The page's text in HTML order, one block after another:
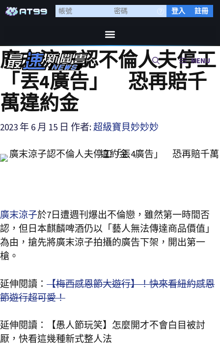
登入 註冊
MENU
廣末涼子認不倫人夫停工
「丟4廣告」 恐再賠千
萬違約金
2023 年 6 月 15 日 作者: 超級寶貝妙妙妙
廣末涼子於7日遭週刊爆出不倫戀，雖然第一時間否
認，但日本麒麟啤酒仍以「藝人無法傳達商品價值」
為由，搶先將廣末涼子拍攝的廣告下架，開出第一
槍。
延伸閱讀： 【梅西感恩節大遊行】！快來看紐約感恩
節遊行超可愛！
延伸閱讀：【愚人節玩笑】怎麼開才不會白目被討
厭，快看這幾種新式整人法